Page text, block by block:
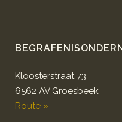
Kloosterstraat 73
6562 AV Groesbeek
Route »